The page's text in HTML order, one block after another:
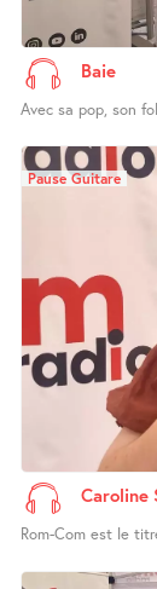
Baie
Avec sa pop, son
Pause Guitare
Caroline
Rom-Com est le